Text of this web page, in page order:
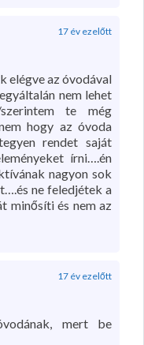
17 év ezelőtt
elégve az óvodával
nem lehet
te még
hogy az óvoda
rendet saját
írni….én
nagyon sok
ne feledjétek a
minősíti és nem az
17 év ezelőtt
mert be